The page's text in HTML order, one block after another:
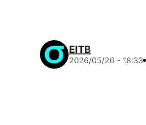
EITB
2026/05/26 - 18:33